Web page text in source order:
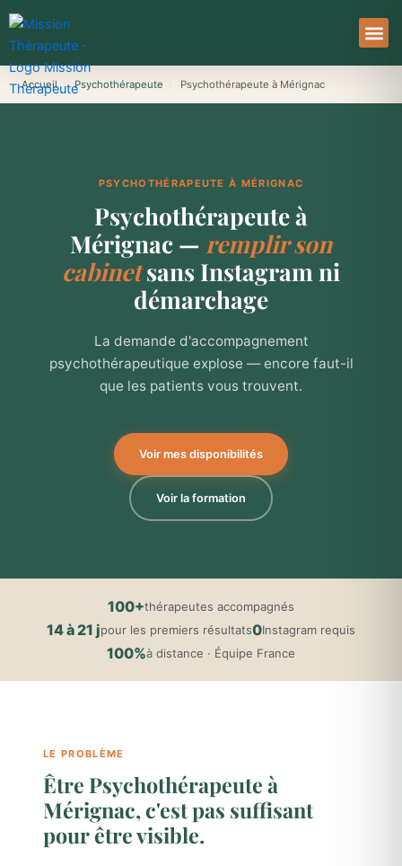
Aller
au
contenu
Accueil › Psychothérapeute Psychothérapeute à Mérignac
PSYCHOTHÉRAPEUTE À MÉRIGNAC
Psychothérapeute à
Mérignac — remplir son
cabinetsans Instagram ni
démarchage
La demande d'accompagnement
psychothérapeutique explose — encore faut-il
que les patients vous trouvent.
Voir mes disponibilités
Voir la formation
100+thérapeutes accompagnés
14 à 21 jpour les premiers résultats0Instagram requis
100%à distance · Équipe France
LE PROBLÈME
Être Psychothérapeute à
Mérignac, c'est pas suffisant
pour être visible.